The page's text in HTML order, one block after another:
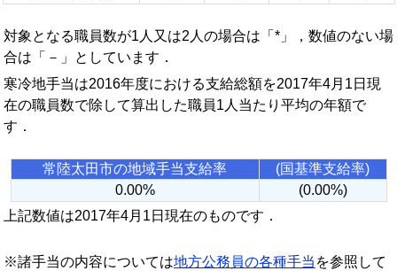
対象となる職員数が1人又は2人の場合は「*」，数値のない場
合は「－」としています．
寒冷地手当は2016年度における支給総額を2017年4月1日現
在の職員数で除して算出した職員1人当たり平均の年額で
す．
常陸太田市の地域手当支給率
(国基準支給率)
0.00%
(0.00%)
上記数値は2017年4月1日現在のものです．
※諸手当の内容については地方公務員の各種手当 を参照して